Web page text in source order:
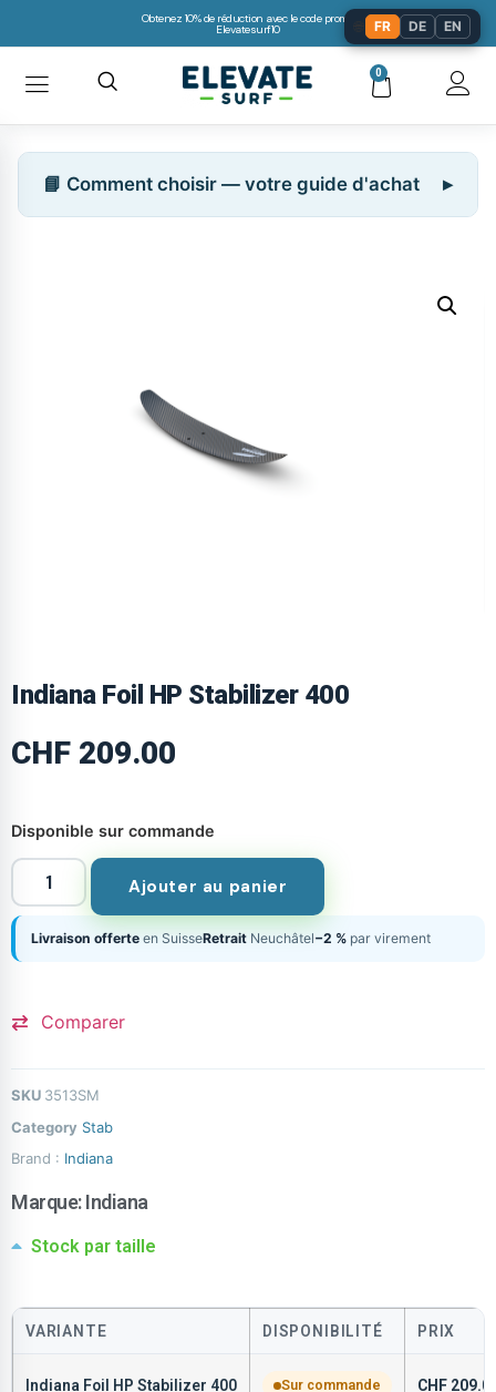
Obtenez 10% de réduction avec le code promo:
Elevatesurf10
0
📘 Comment choisir — votre guide d'achat
Indiana Foil HP Stabilizer 400
CHF 209.00
Disponible sur commande
Ajouter au panier
Livraison offerte en SuisseRetrait Neuchâtel−2 % par virement
Comparer
SKU 3513SM
Category Stab
Brand : Indiana
Marque:Indiana
Stock par taille
VARIANTE DISPONIBILITÉ PRIX
Indiana Foil HP Stabilizer 400 Sur commande CHF
FR DE EN